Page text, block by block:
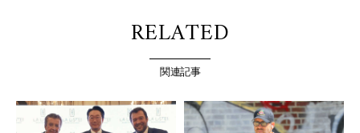
RELATED
関連記事